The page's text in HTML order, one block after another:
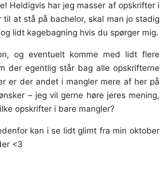
Heldigvis har jeg masser af opskrifter i
at stå på bachelor, skal man jo stadig
lidt kagebagning hvis du spørger mig.
og eventuelt komme med lidt flere
der egentlig står bag alle opskrifterne
er der andet i mangler mere af her på
– jeg vil gerne høre jeres mening,
opskrifter i bare mangler?
kan i se lidt glimt fra min oktober
<3